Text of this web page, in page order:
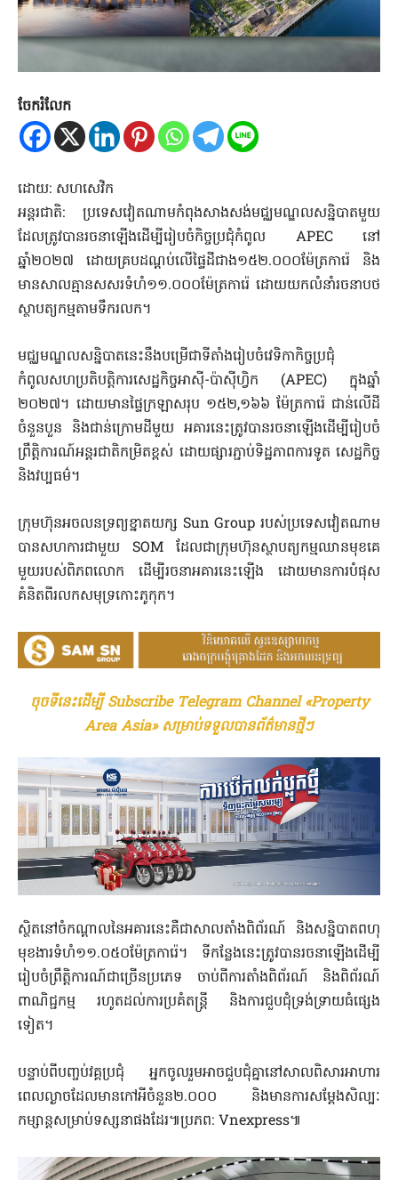
ចែករំលែក
ដោយ: សហសេវិក
អន្តរជាតិ: ប្រទេសវៀតណាមកំពុងសាងសង់មជ្ឈមណ្ឌលសន្និបាតមួយ
ដែលត្រូវបានរចនាឡើងដើម្បីរៀបចំកិច្ចប្រជុំកំពូល APEC នៅ
ឆ្នាំ២០២៧ ដោយគ្របដណ្តប់លើផ្ទៃដីជាង១៥២.០០០ម៉ែត្រការ៉េ និង
មានសាលគ្មានសសរទំហំ១១.០០០ម៉ែត្រការ៉េ ដោយយកលំនាំរចនាបថ
ស្ថាបត្យកម្មតាមទឹករលក។
មជ្ឈមណ្ឌលសន្និបាតនេះនឹងបម្រើជាទីតាំងរៀបចំវេទិកាកិច្ចប្រជុំ
កំពូលសហប្រតិបត្តិការសេដ្ឋកិច្ចអាស៊ី-ប៉ាស៊ីហ្វិក (APEC) ក្នុងឆ្នាំ
២០២៧។ ដោយមានផ្ទៃក្រឡាសរុប ១៥២,១៦៦ ម៉ែត្រការ៉េ ជាន់លើដី
ចំនួនបួន និងជាន់ក្រោមដីមួយ អគារនេះត្រូវបានរចនាឡើងដើម្បីរៀបចំ
ព្រឹត្តិការណ៍អន្តរជាតិកម្រិតខ្ពស់ ដោយផ្សារភ្ជាប់ទិដ្ឋភាពការទូត សេដ្ឋកិច្ច
និងវប្បធម៌។
ក្រុមហ៊ុនអចលនទ្រព្យខ្នាតយក្ស Sun Group របស់ប្រទេសវៀតណាម
បានសហការជាមួយ SOM ដែលជាក្រុមហ៊ុនស្ថាបត្យកម្មឈានមុខគេ
មួយរបស់ពិភពលោក ដើម្បីរចនាអគារនេះឡើង ដោយមានការបំផុស
គំនិតពីរលកសមុទ្រកោះភូកុក។
ចុចទីនេះដើម្បី Subscribe Telegram Channel «Property
Area Asia» សម្រាប់ទទួលបានព័ត៌មានថ្មីៗ
ស្ថិតនៅចំកណ្តាលនៃអគារនេះគឺជាសាលតាំងពិព័រណ៍ និងសន្និបាតពហុ
មុខងារទំហំ១១.០៥០ម៉ែត្រការ៉េ។ ទីកន្លែងនេះត្រូវបានរចនាឡើងដើម្បី
រៀបចំព្រឹត្តិការណ៍ជាច្រើនប្រភេទ ចាប់ពីការតាំងពិព័រណ៍ និងពិព័រណ៍
ពាណិជ្ជកម្ម រហូតដល់ការប្រគំតន្ត្រី និងការជួបជុំទ្រង់ទ្រាយធំផ្សេង
ទៀត។
បន្ទាប់ពីបញ្ចប់វគ្គប្រជុំ អ្នកចូលរួមអាចជួបជុំគ្នានៅសាលពិសារអាហារ
ពេលល្ងាចដែលមានកៅអីចំនួន២.០០០ និងមានការសម្តែងសិល្បៈ
កម្សាន្តសម្រាប់ទស្សនាផងដែរ៕ប្រភព: Vnexpress៕